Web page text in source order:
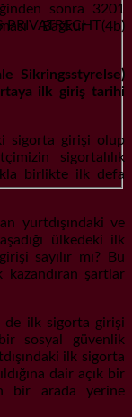
PRIVATRECHT
sonra 3201
Bağkur (4b)
Sikringsstyrelse)
ilk giriş tarihi
sigorta girişi olup
sigortalılık
birlikte ilk defa
yurtdışındaki ve
ülkedeki ilk
sayılır mı? Bu
şartlar
de ilk sigorta girişi
sosyal güvenlik
ilk sigorta
dair açık bir
bir arada yerine